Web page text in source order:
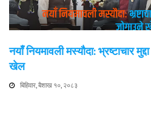
नयाँ नियमावली मस्यौदा: भ्रष्टाचार
खेल
बिहिवार, बैशाख १०, २०८३